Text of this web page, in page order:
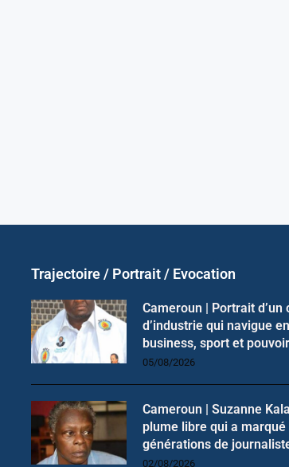
Trajectoire / Portrait / Evocation
Cameroun | Portrait d’un
d’industrie qui navigue
business, sport et pouvoir
05/08/2026
Cameroun | Suzanne
plume libre qui a
générations de
02/08/2026